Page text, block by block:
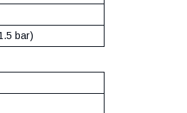
bar)